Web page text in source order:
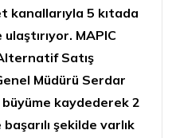
kanallarıyla 5 kıtada
MAPIC
Satış
Müdürü Serdar
büyüme kaydederek 2
şekilde varlık